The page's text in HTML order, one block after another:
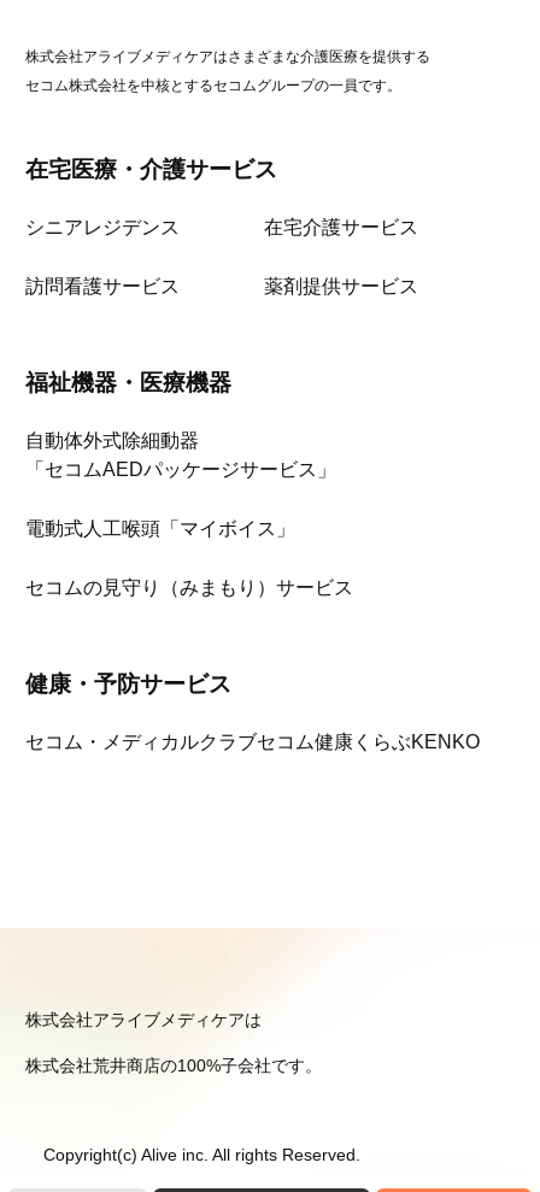
株式会社アライブメディケアはさまざまな介護医療を提供する
セコム株式会社を中核とするセコムグループの一員です。
在宅医療・介護サービス
シニアレジデンス 在宅介護サービス
訪問看護サービス 薬剤提供サービス
福祉機器・医療機器
自動体外式除細動器
「セコムAEDパッケージサービス」
電動式人工喉頭「マイボイス」
セコムの見守り（みまもり）サービス
健康・予防サービス
セコム・メディカルクラブセコム健康くらぶKENKO
株式会社アライブメディケアは
株式会社荒井商店の100%子会社です。
Copyright(c) Alive inc. All rights Reserved.